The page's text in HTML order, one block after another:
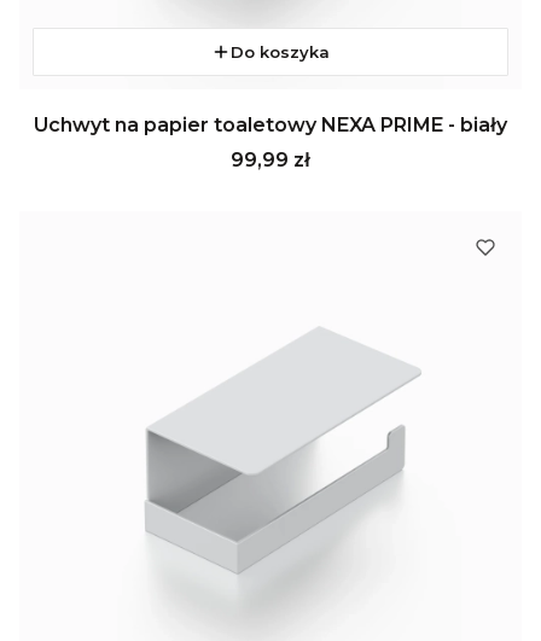
Do koszyka
Uchwyt na papier toaletowy NEXA PRIME - biały
Cena
99,99 zł